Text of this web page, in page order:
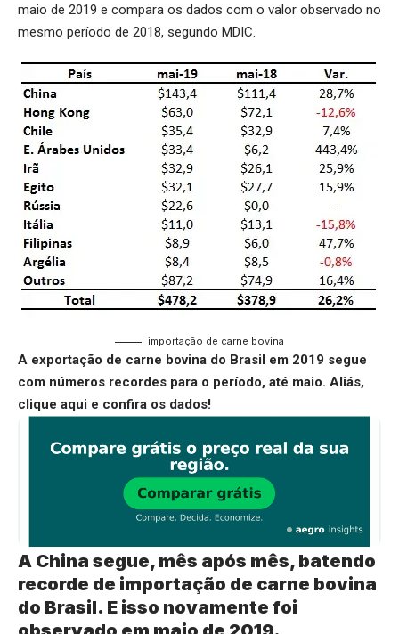
maio de 2019 e compara os dados com o valor observado no
mesmo período de 2018, segundo MDIC.
importação de carne bovina
A exportação de carne bovina do Brasil em 2019 segue
com números recordes para o período, até maio. Aliás,
clique aqui e confira os dados!
A China segue, mês após mês, batendo
recorde de importação de carne bovina
do Brasil. E isso novamente foi